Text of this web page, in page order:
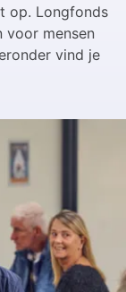
op. Longfonds
mensen
vind je